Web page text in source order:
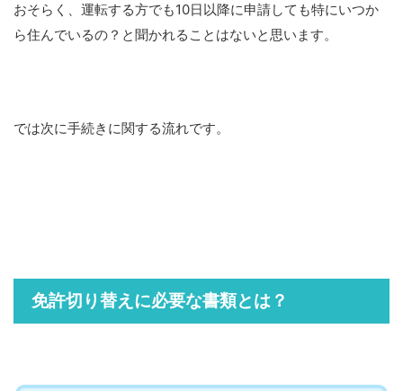
おそらく、運転する方でも10日以降に申請しても特にいつか
ら住んでいるの？と聞かれることはないと思います。
では次に手続きに関する流れです。
免許切り替えに必要な書類とは？